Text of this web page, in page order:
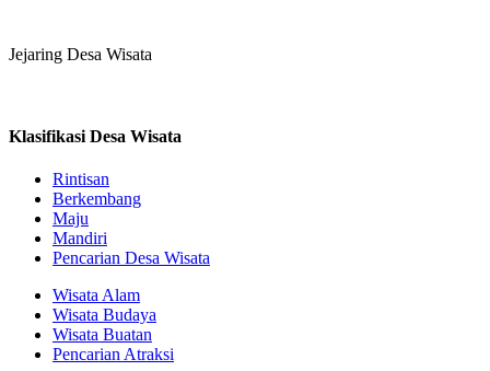
Jejaring Desa Wisata
Klasifikasi Desa Wisata
Rintisan
Berkembang
Maju
Mandiri
Pencarian Desa Wisata
Wisata Alam
Wisata Budaya
Wisata Buatan
Pencarian Atraksi